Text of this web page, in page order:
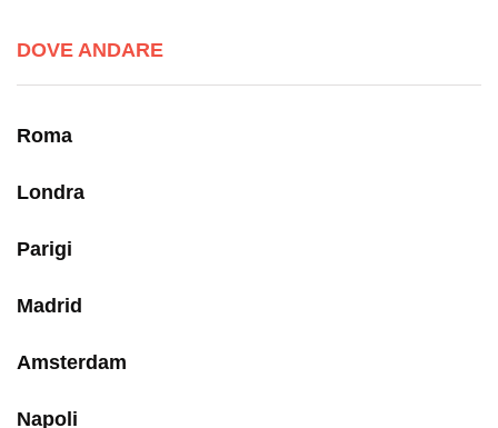
DOVE ANDARE
Roma
Londra
Parigi
Madrid
Amsterdam
Napoli